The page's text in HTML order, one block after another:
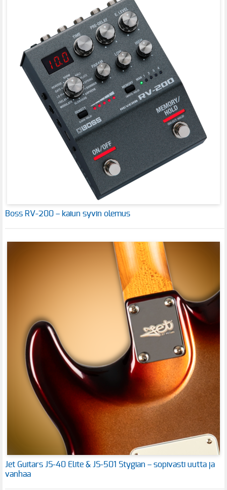
Boss RV-200 – kaiun syvin olemus
Jet Guitars JS-40 Elite & JS-501 Stygian – sopivasti uutta ja
vanhaa